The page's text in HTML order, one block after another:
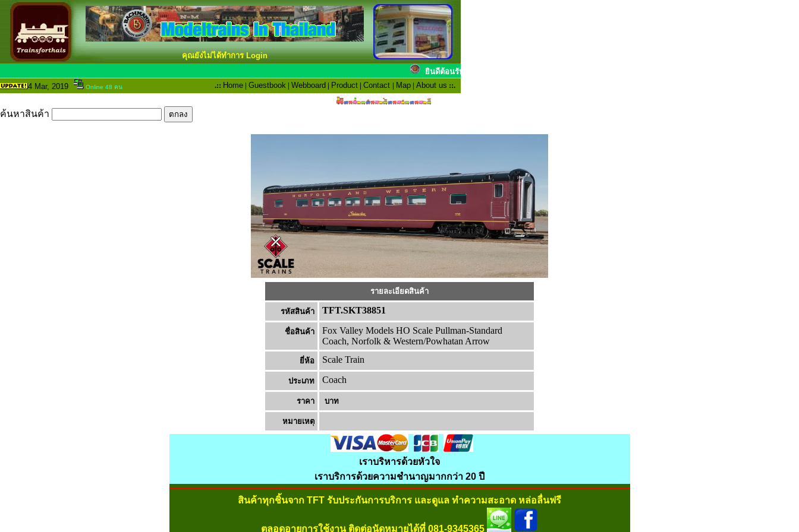
คุณยังไม่ได้ทำการ Login
ยินดีต้อนรับสมาชิกทุกๆท่าน ขณะนี้โชว์รูมได้เปิดให้ชมอย่างเป็นทา
4 Mar, 2019 Online 48 คน .:: Home | Guestbook | Webboard | Product | Contact | Map | About us ::.
ค้นหาสินค้า
รายละเอียดสินค้า
รหัสสินค้า TFT.SKT38851
ชื่อสินค้า
Fox Valley Models HO Scale Pullman-Standard
Coach, Norfolk & Western/Powhatan Arrow
ยี่ห้อ Scale Train
ประเภท Coach
ราคา บาท
หมายเหต
เราบริหารด้วยหัวใจ
เราบริการด้วยความชำนาญมากกว่า 20 ปี
สินค้าทุกชิ้นจาก TFT รับประกันการบริการ และดูแล ทำความสะอาด หล่อลื่นฟรี
ตลอดอายุการใช้งาน ติดต่อนัดหมายได้ที่ 081-9345365